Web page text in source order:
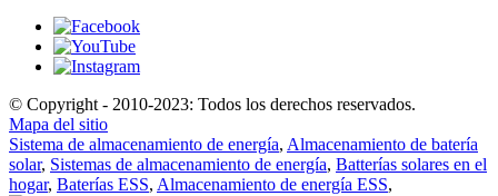
© Copyright - 2010-2023: Todos los derechos reservados.
Mapa del sitio
Sistema de almacenamiento de energía, Almacenamiento de batería
solar, Sistemas de almacenamiento de energía, Batterías solares en el
hogar, Baterías ESS, Almacenamiento de energía ESS,